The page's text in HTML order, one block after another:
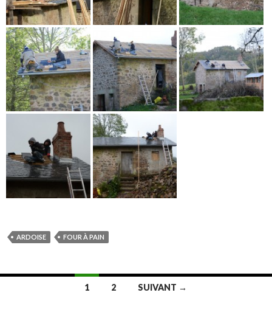
ARDOISE FOUR À PAIN
1 2 SUIVANT →